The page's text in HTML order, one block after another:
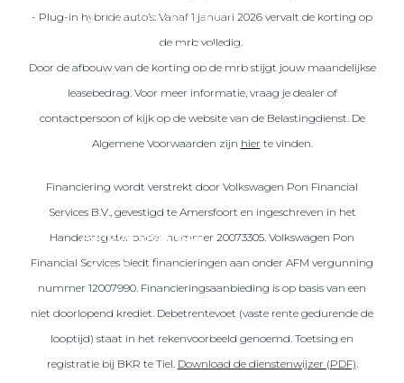
Over elektrisch rijden
Bijtelling en belastingvoordelen
Onderhoud en kosten
Duurzaamheid
Veelgestelde vragen
Aanbod elektrisch
Volkswagen
Audi
- Plug-in hybride auto’s: Vanaf 1 januari 2026 vervalt de korting op
de mrb volledig.
Door de afbouw van de korting op de mrb stijgt jouw maandelijkse
leasebedrag. Voor meer informatie, vraag je dealer of
contactpersoon of kijk op de website van de Belastingdienst. De
Algemene Voorwaarden zijn hier te vinden.
Financiering wordt verstrekt door Volkswagen Pon Financial
Services B.V., gevestigd te Amersfoort en ingeschreven in het
Handelsregister onder nummer 20073305. Volkswagen Pon
Financial Services biedt financieringen aan onder AFM vergunning
nummer 12007990. Financieringsaanbieding is op basis van een
niet doorlopend krediet. Debetrentevoet (vaste rente gedurende de
looptijd) staat in het rekenvoorbeeld genoemd. Toetsing en
registratie bij BKR te Tiel. Download de dienstenwijzer (PDF).